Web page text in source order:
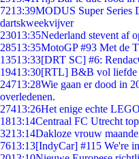
7213:39MODUS Super Series
dartskweekvijver
23013:35Nederland stevent af
28513:35MotoGP #93 Met de
13513:33[DRT SC] #6:
19413:30[RTL] B&B vol liefde
24713:28Wie gaan er dood in
overledenen.
27413:26Het enige echte
1813:14Centraal FC Utrecht
3213:14Dakloze vrouw
7613:13[IndyCar] #115 We're